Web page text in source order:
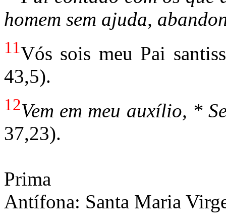
homem sem ajuda,
11Vós sois meu Pai
43,5).
12Vem em meu auxílio, *
37,23).
Prima
Antífona: Santa Maria